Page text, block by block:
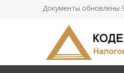
Документы обновлены